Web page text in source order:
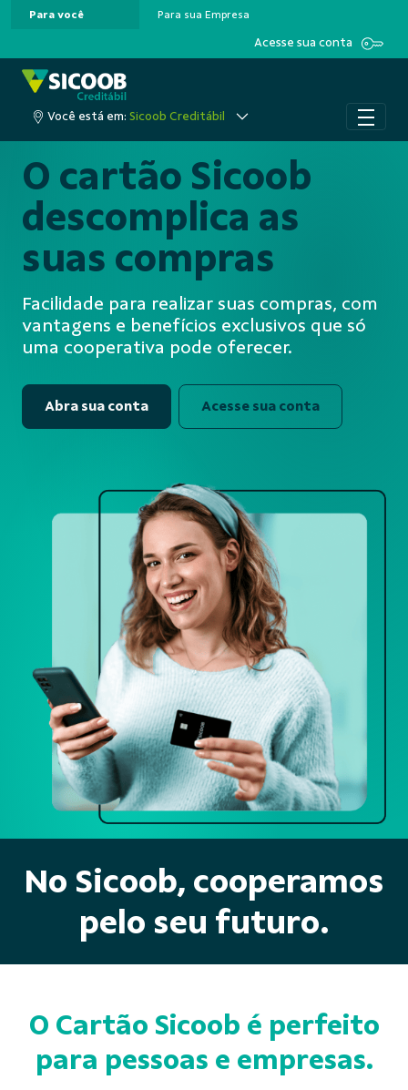
Pular para o Conteúdo principal
Para você Para sua Empresa
Acesse sua conta
Você está em: Sicoob Creditábil
O cartão Sicoob
descomplica as
suas compras
Facilidade para realizar suas compras, com
vantagens e benefícios exclusivos que só
uma cooperativa pode oferecer.
Abra sua conta Acesse sua conta
No Sicoob, cooperamos
pelo seu futuro.
O Cartão Sicoob é perfeito
para pessoas e empresas.